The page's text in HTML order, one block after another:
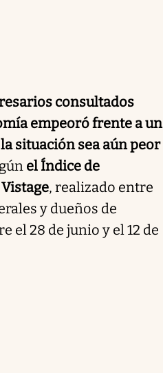
consultados
empeoró frente a un
situación sea aún peor
el Índice de
, realizado entre
y dueños de
el 28 de junio y el 12 de